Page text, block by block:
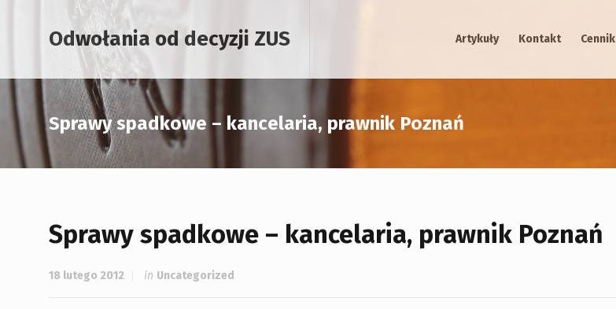
Odwołania od decyzji ZUS Artykuły Kontakt Cennik
Sprawy spadkowe – kancelaria, prawnik Poznań
Sprawy spadkowe – kancelaria, prawnik Poznań
18 lutego 2012 in Uncategorized